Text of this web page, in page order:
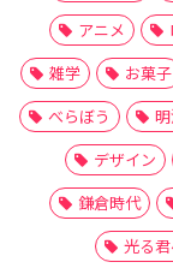
アニメ
雑学
お菓子
べらぼう
デザイン
鎌倉時代
光る